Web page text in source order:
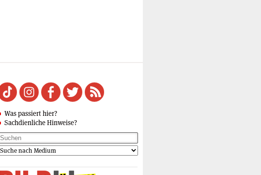
Was passiert hier?
Sachdienliche Hinweise?